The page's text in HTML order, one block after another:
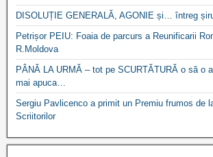
DISOLUȚIE GENERALĂ, AGONIE și… întreg
Petrișor PEIU: Foaia de parcurs a Reunificarii
R.Moldova
PÂNĂ LA URMĂ – tot pe SCURTĂTURĂ o să o
mai apuca…
Sergiu Pavlicenco a primit un Premiu frumos de
Scriitorilor